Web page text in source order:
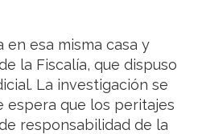
esa misma casa y
la Fiscalía, que dispuso
La investigación se
espera que los peritajes
responsabilidad de la